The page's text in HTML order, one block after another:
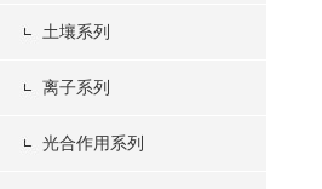
土壤系列
离子系列
光合作用系列